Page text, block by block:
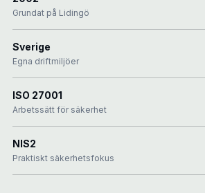
Grundat på Lidingö
Sverige
Egna driftmiljöer
ISO 27001
Arbetssätt för säkerhet
NIS2
Praktiskt säkerhetsfokus